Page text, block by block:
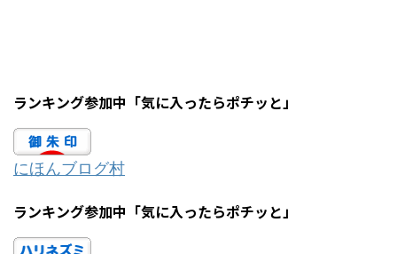
ランキング参加中「気に入ったらポチッと」
にほんブログ村
ランキング参加中「気に入ったらポチッと」